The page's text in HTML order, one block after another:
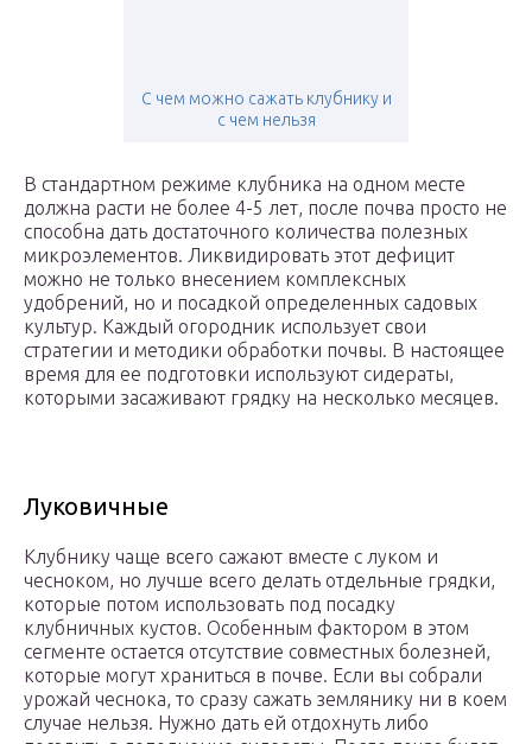
С чем можно сажать клубнику и
с чем нельзя
В стандартном режиме клубника на одном месте
должна расти не более 4-5 лет, после почва просто не
способна дать достаточного количества полезных
микроэлементов. Ликвидировать этот дефицит
можно не только внесением комплексных
удобрений, но и посадкой определенных садовых
культур. Каждый огородник использует свои
стратегии и методики обработки почвы. В настоящее
время для ее подготовки используют сидераты,
которыми засаживают грядку на несколько месяцев.
Луковичные
Клубнику чаще всего сажают вместе с луком и
чесноком, но лучше всего делать отдельные грядки,
которые потом использовать под посадку
клубничных кустов. Особенным фактором в этом
сегменте остается отсутствие совместных болезней,
которые могут храниться в почве. Если вы собрали
урожай чеснока, то сразу сажать землянику ни в коем
случае нельзя. Нужно дать ей отдохнуть либо